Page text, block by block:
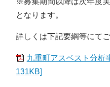
となります。
詳しくは下記要綱等にて
九重町アスベスト分析
131KB]